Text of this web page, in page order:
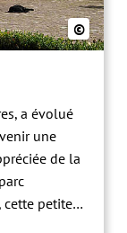
©
a évolué
une
de la
cette petite